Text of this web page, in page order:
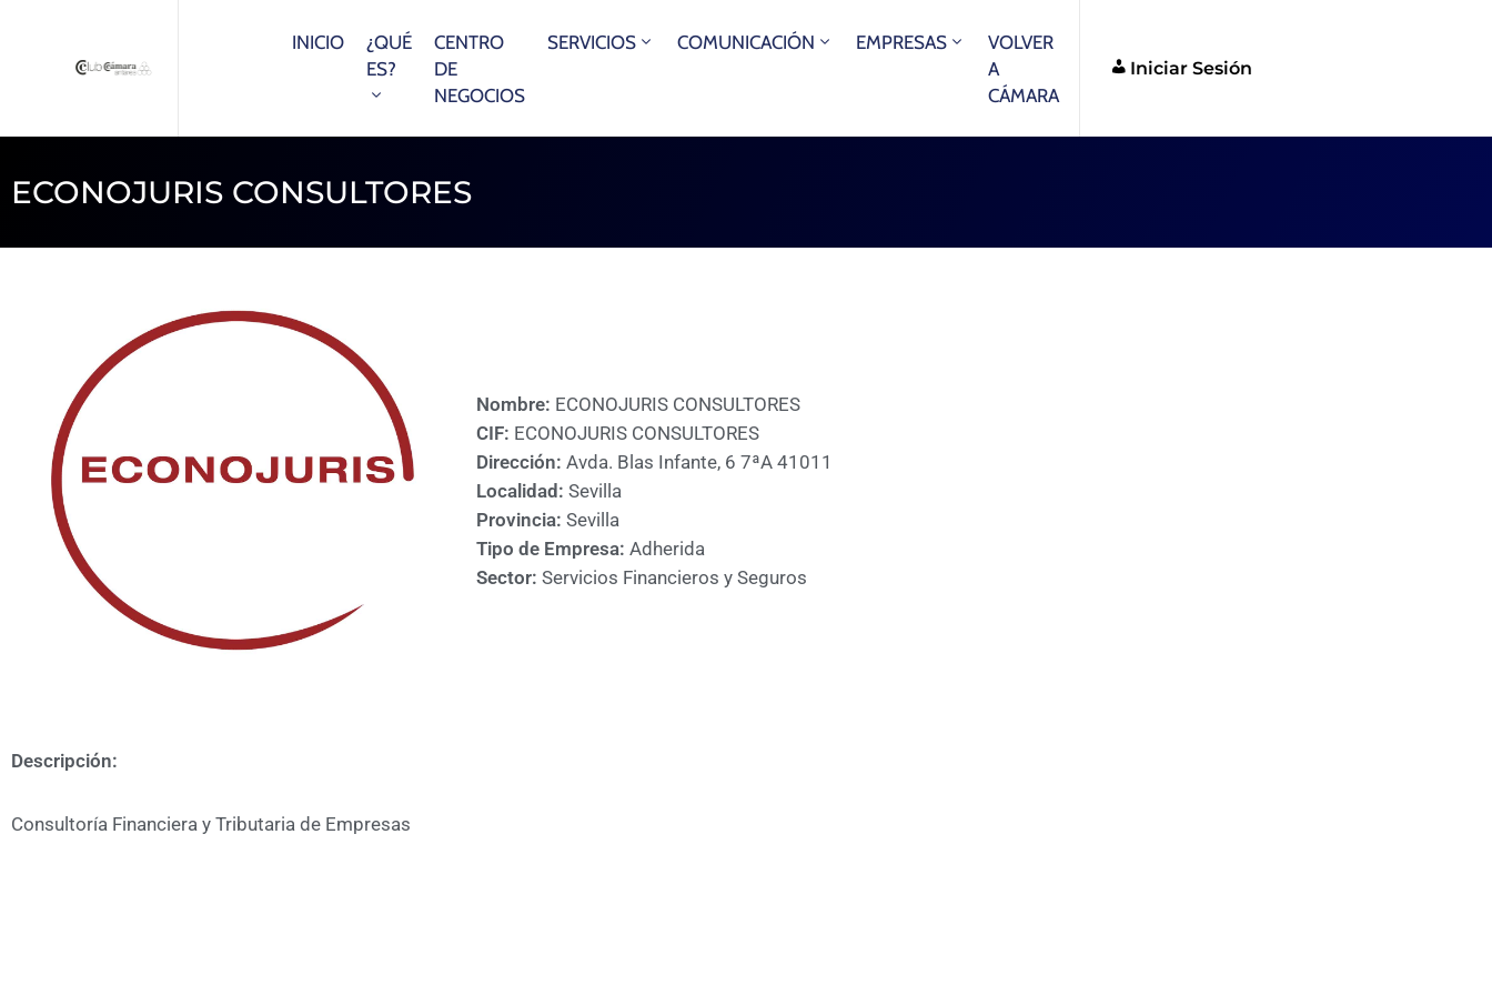
INICIO
¿QUÉ
ES?
CENTRO
DE
NEGOCIOS
SERVICIOS COMUNICACIÓN EMPRESAS
VOLVER
A
CÁMARA
Iniciar Sesión
ECONOJURIS CONSULTORES
Nombre: ECONOJURIS CONSULTORES
CIF: ECONOJURIS CONSULTORES
Dirección: Avda. Blas Infante, 6 7ªA 41011
Localidad: Sevilla
Provincia: Sevilla
Tipo de Empresa: Adherida
Sector: Servicios Financieros y Seguros
Descripción:
Consultoría Financiera y Tributaria de Empresas